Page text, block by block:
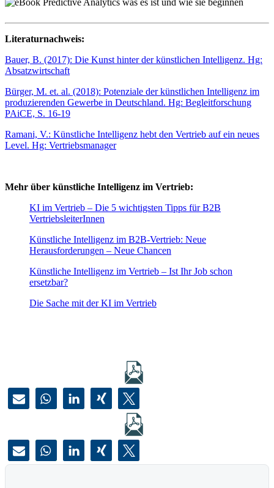
Literaturnachweis:
Bauer, B. (2017): Die Kunst hinter der künstlichen Intelligenz. Hg:
Absatzwirtschaft
Bürger, M. et. al. (2018): Potenziale der künstlichen Intelligenz im
produzierenden Gewerbe in Deutschland. Hg: Begleitforschung
PAiCE, S. 16-19
Ramani, V.: Künstliche Intelligenz hebt den Vertrieb auf ein neues
Level. Hg: Vertriebsmanager
Mehr über künstliche Intelligenz im Vertrieb:
KI im Vertrieb – Die 5 wichtigsten Tipps für B2B
VertriebsleiterInnen
Künstliche Intelligenz im B2B-Vertrieb: Neue
Herausforderungen – Neue Chancen
Künstliche Intelligenz im Vertrieb – Ist Ihr Job schon
ersetzbar?
Die Sache mit der KI im Vertrieb